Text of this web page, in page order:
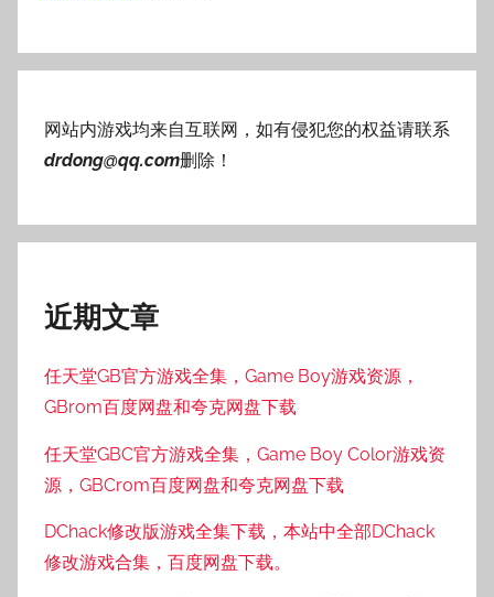
网站内游戏均来自互联网，如有侵犯您的权益请联系
drdong@qq.com删除！
近期文章
任天堂GB官方游戏全集，Game Boy游戏资源，
GBrom百度网盘和夸克网盘下载
任天堂GBC官方游戏全集，Game Boy Color游戏资
源，GBCrom百度网盘和夸克网盘下载
DChack修改版游戏全集下载，本站中全部DChack
修改游戏合集，百度网盘下载。